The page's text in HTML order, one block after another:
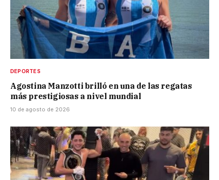
DEPORTES
Agostina Manzotti brilló en una de las regatas
más prestigiosas a nivel mundial
10 de agosto de 2026